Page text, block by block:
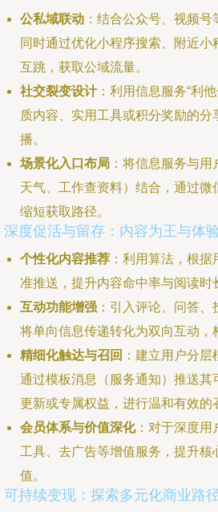
公私域联动 ：结合公众号、视频
同时通过优化小程序搜索、附近
互跳，获取公域流量。
社交裂变设计：利用信息服务“利
质内容、实用工具或积分奖励的
播。
场景化入口布局 ：将信息服务与
天气、工作查资料）结合，通过
缩短获取路径。
深度促活与留存：内容为王与体
个性化内容推荐 ：利用算法，根
准推送，提升内容命中率与阅读时
互动功能增强 ：引入评论、问答
将单向信息传递转化为双向互动，
精细化触达与召回 ：建立用户分
通过模板消息（服务通知）推送
更新或专属权益，进行温和有效的
会员体系与价值深化：对于深度用
工具、去广告等增值服务，提升核
值。
可持续变现：探索多元化商业路